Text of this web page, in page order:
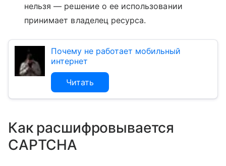
нельзя — решение о ее использовании
принимает владелец ресурса.
Почему не работает мобильный
интернет
Читать
Как расшифровывается
CAPTCHA